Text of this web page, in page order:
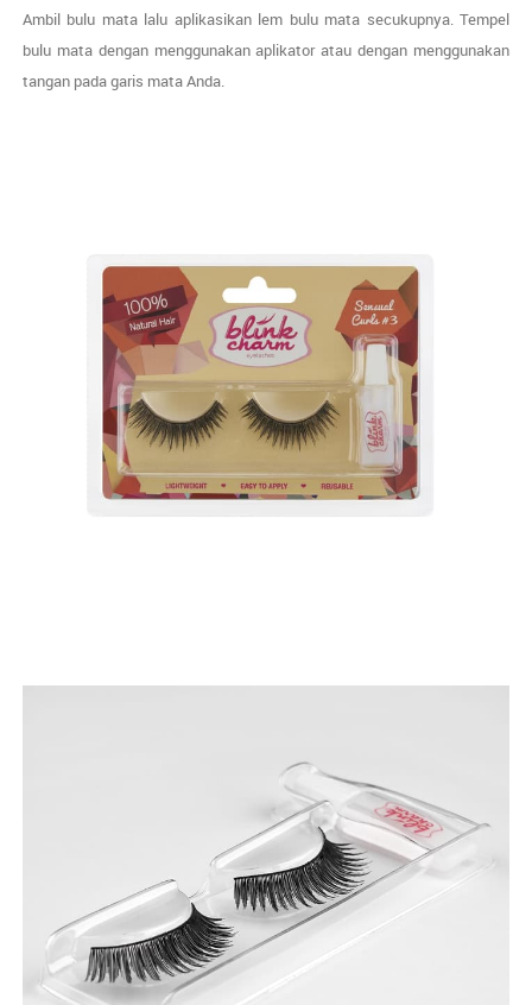
Ambil bulu mata lalu aplikasikan lem bulu mata secukupnya. Tempel
bulu mata dengan menggunakan aplikator atau dengan menggunakan
tangan pada garis mata Anda.